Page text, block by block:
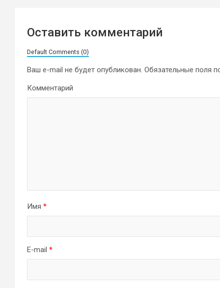
Оставить комментарий
Default Comments (0)
Ваш e-mail не будет опубликован. Обязательные поля
Комментарий
Имя *
E-mail *